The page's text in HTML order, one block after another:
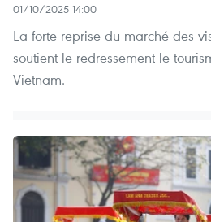
01/10/2025 14:00
La forte reprise du marché des
soutient le redressement le
Vietnam.